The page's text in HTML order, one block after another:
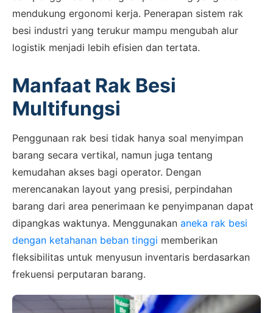
mendukung ergonomi kerja. Penerapan sistem rak
besi industri yang terukur mampu mengubah alur
logistik menjadi lebih efisien dan tertata.
Manfaat Rak Besi
Multifungsi
Penggunaan rak besi tidak hanya soal menyimpan
barang secara vertikal, namun juga tentang
kemudahan akses bagi operator. Dengan
merencanakan layout yang presisi, perpindahan
barang dari area penerimaan ke penyimpanan dapat
dipangkas waktunya. Menggunakan aneka rak besi
dengan ketahanan beban tinggi memberikan
fleksibilitas untuk menyusun inventaris berdasarkan
frekuensi perputaran barang.